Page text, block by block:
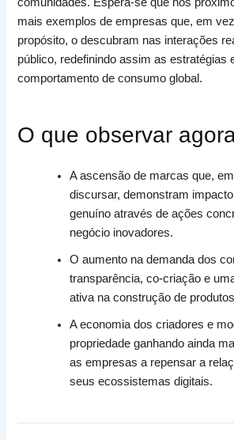
comunidades. Espera-se que nos
mais exemplos de empresas que, em
propósito, o descubram nas interações
público, redefinindo assim as estratégias
comportamento de consumo global.
O que observar
A ascensão de marcas que,
discursar, demonstram
genuíno através de ações
negócio inovadores.
O aumento na demanda dos
transparência, co-criação e
ativa na construção de
A economia dos criadores e
propriedade ganhando ainda
as empresas a repensar a
seus ecossistemas digitais.